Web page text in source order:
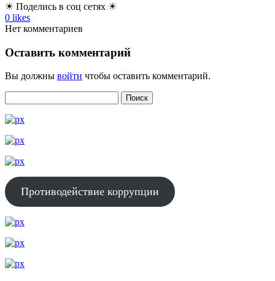
☀ Поделись в соц сетях ☀
0 likes
Нет комментариев
Оставить комментарий
Вы должны войти чтобы оставить комментарий.
Противодействие коррупции